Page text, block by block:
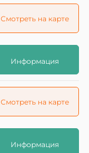
Смотреть на карте
Информация
Смотреть на карте
Информация